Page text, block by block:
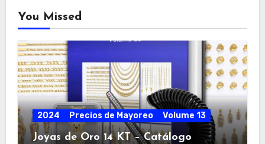
You Missed
2024 Precios de Mayoreo Volume 13
Joyas de Oro 14 KT – Catálogo